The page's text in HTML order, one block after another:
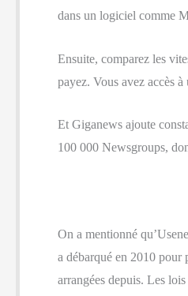
dans un logiciel comme
Ensuite, comparez les
payez. Vous avez accès
Et Giganews ajoute
100 000 Newsgroups,
On a mentionné
a débarqué en 2010 pour
arrangées depuis. Les